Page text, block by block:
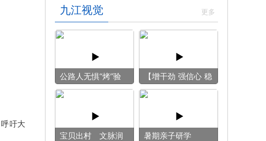
吁大
九江视觉
公路人无惧“烤”验
守护畅安旅途
【增干劲 强信心 稳
预期】赏古风游
宝贝出村 文脉润
暑期亲子研学